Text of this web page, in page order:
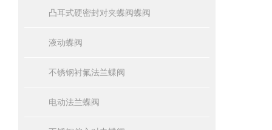
凸耳式硬密封对夹蝶阀蝶阀
液动蝶阀
不锈钢衬氟法兰蝶阀
电动法兰蝶阀